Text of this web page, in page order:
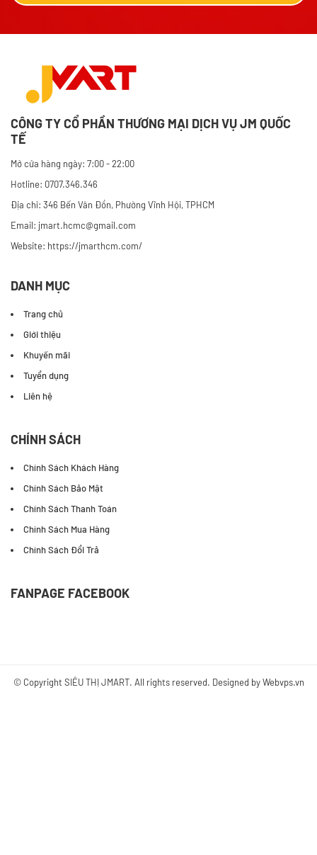
CÔNG TY CỔ PHẦN THƯƠNG MẠI DỊCH VỤ JM QUỐC
TẾ
Mở cửa hàng ngày: 7:00 - 22:00
Hotline: 0707.346.346
Địa chỉ: 346 Bến Vân Đồn, Phường Vĩnh Hội, TPHCM
Email: jmart.hcmc@gmail.com
Website: https://jmarthcm.com/
DANH MỤC
Trang chủ
Giới thiệu
Khuyến mãi
Tuyển dụng
Liên hệ
CHÍNH SÁCH
Chính Sách Khách Hàng
Chính Sách Bảo Mật
Chính Sách Thanh Toán
Chính Sách Mua Hàng
Chính Sách Đổi Trả
FANPAGE FACEBOOK
© Copyright SIÊU THỊ JMART. All rights reserved. Designed byWebvps.vn